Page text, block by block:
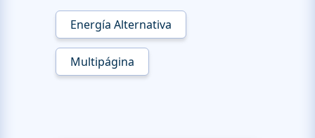
Energía Alternativa
Multipágina